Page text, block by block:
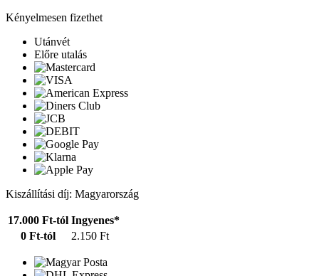
Kényelmesen fizethet
Utánvét
Előre utalás
Kiszállítási díj: Magyarország
17.000 Ft-tól Ingyenes*
0 Ft-tól
2.150 Ft